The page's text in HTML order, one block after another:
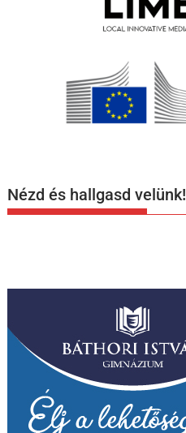
Nézd és hallgasd velünk!